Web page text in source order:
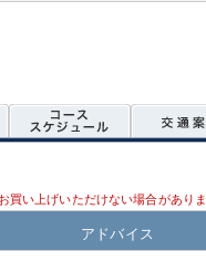
買い上げいただけない場合があり
アドバイス